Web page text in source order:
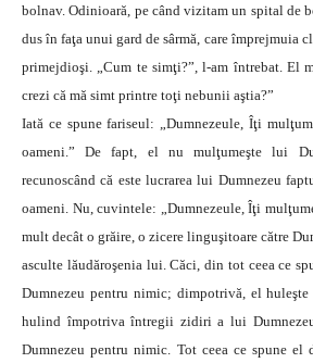
bolnav. Odinioară, pe când vizitam un spital de
dus în faţa unui gard de sârmă, care împrejmuia
primejdioşi. „Cum te simţi?”, l-am întrebat. El
crezi că mă simt printre toţi nebunii aştia?”
Iată ce spune fariseul: „Dumnezeule, Îţi
oameni.” De fapt, el nu mulţumeşte lui
recunoscând că este lucrarea lui Dumnezeu
oameni. Nu, cuvintele: „Dumnezeule, Îţi
mult decât o grăire, o zicere linguşitoare către
asculte lăudăroşenia lui. Căci, din tot ceea ce
Dumnezeu pentru nimic; dimpotrivă, el
hulind împotriva întregii zidiri a lui
Dumnezeu pentru nimic. Tot ceea ce spune el